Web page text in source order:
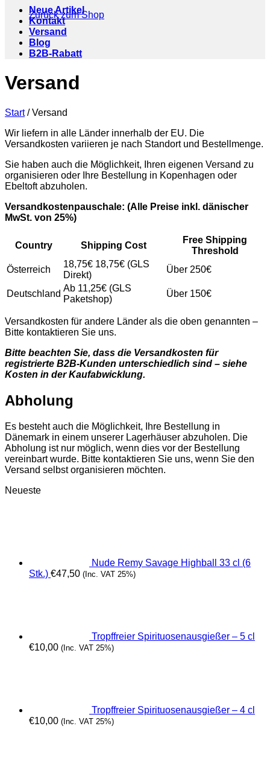
Zurück zum Shop
Neue Artikel
Kontakt
Versand
Blog
B2B-Rabatt
Versand
Start /Versand
Wir liefern in alle Länder innerhalb der EU. Die
Versandkosten variieren je nach Standort und Bestellmenge.
Sie haben auch die Möglichkeit, Ihren eigenen Versand zu
organisieren oder Ihre Bestellung in Kopenhagen oder
Ebeltoft abzuholen.
Versandkostenpauschale: (Alle Preise inkl. dänischer
MwSt. von 25%)
Country Shipping Cost
Free Shipping
Threshold
Österreich
18,75€ 18,75€ (GLS
Direkt)
Über 250€
Deutschland
Ab 11,25€ (GLS
Paketshop)
Über 150€
Versandkosten für andere Länder als die oben genannten –
Bitte kontaktieren Sie uns.
Bitte beachten Sie, dass die Versandkosten für
registrierte B2B-Kunden unterschiedlich sind – siehe
Kosten in der Kaufabwicklung.
Abholung
Es besteht auch die Möglichkeit, Ihre Bestellung in
Dänemark in einem unserer Lagerhäuser abzuholen. Die
Abholung ist nur möglich, wenn dies vor der Bestellung
vereinbart wurde. Bitte kontaktieren Sie uns, wenn Sie den
Versand selbst organisieren möchten.
Neueste
Nude Remy Savage Highball 33 cl (6
Stk.) €47,50 (Inc. VAT 25%)
Tropffreier Spirituosenausgießer – 5 cl
€10,00 (Inc. VAT 25%)
Tropffreier Spirituosenausgießer – 4 cl
€10,00 (Inc. VAT 25%)